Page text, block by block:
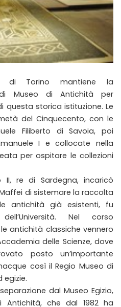
di Torino mantiene la
Museo di Antichità per
questa storica istituzione. Le
del Cinquecento, con le
Filiberto di Savoia, poi
I e collocate nella
per ospitare le collezioni
II, re di Sardegna, incaricò
di sistemare la raccolta
antichità già esistenti, fu
Nel corso
antichità classiche vennero
delle Scienze, dove
posto un’importante
così il Regio Museo di
dal Museo Egizio,
che dal 1982 ha